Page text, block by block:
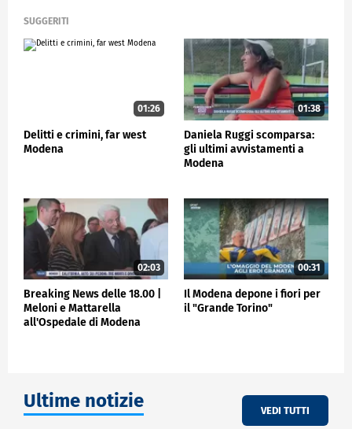
e accompagnare a una soluzione è assolutamente
dobbiamo avere paura di proporre qualcosa che
secondo noi è giusto perchè quasi tutto il resto del
mondo politico non è d'accordo".
SUGGERITI
01:26
Delitti e crimini, far west
Modena
01:38
Daniela Ruggi scomparsa:
gli ultimi avvistamenti a
Modena
02:03
Breaking News delle 18.00 |
Meloni e Mattarella
all'Ospedale di Modena
00:31
Il Modena depone i fiori per
il "Grande Torino"
Ultime notizie VEDI TUTTI